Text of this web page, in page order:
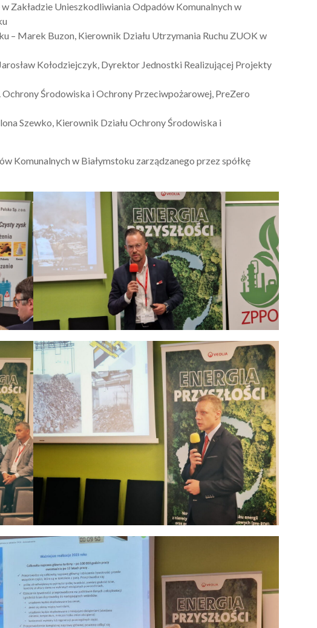
Zakładzie Unieszkodliwiania Odpadów Komunalnych w
– Marek Buzon, Kierownik Działu Utrzymania Ruchu ZUOK w
Kołodziejczyk, Dyrektor Jednostki Realizującej Projekty
Środowiska i Ochrony Przeciwpożarowej, PreZero
Szewko, Kierownik Działu Ochrony Środowiska i
Komunalnych w Białymstoku zarządzanego przez spółkę